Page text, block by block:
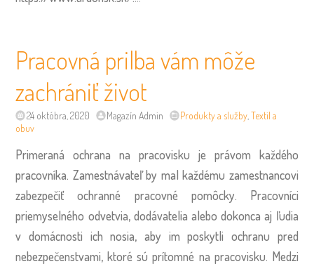
Pracovná prilba vám môže
zachrániť život
24 októbra, 2020 Magazín Admin Produkty a služby ,Textil a
obuv
Primeraná ochrana na pracovisku je právom každého
pracovníka. Zamestnávateľ by mal každému zamestnancovi
zabezpečiť ochranné pracovné pomôcky. Pracovníci
priemyselného odvetvia, dodávatelia alebo dokonca aj ľudia
v domácnosti ich nosia, aby im poskytli ochranu pred
nebezpečenstvami, ktoré sú prítomné na pracovisku. Medzi